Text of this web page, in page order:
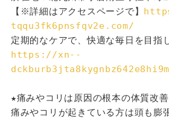
【※詳細はアクセスページで】
tqqu3fk6pnsfqv2e.com/
定期的なケアで、快適な毎日を目指
https://xn--
★痛みやコリは原因の根本の体質改
痛みやコリが起きている方は頭も膨